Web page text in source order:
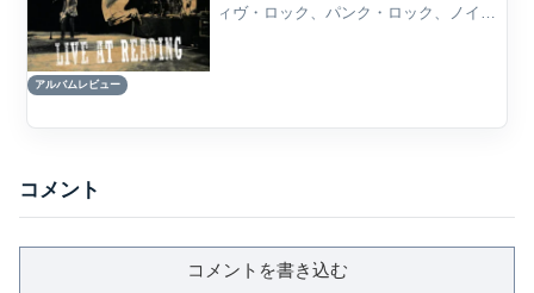
アルバムレビュー
ィヴ・ロック、パンク・ロック、ノイ
コメント
コメントを書き込む